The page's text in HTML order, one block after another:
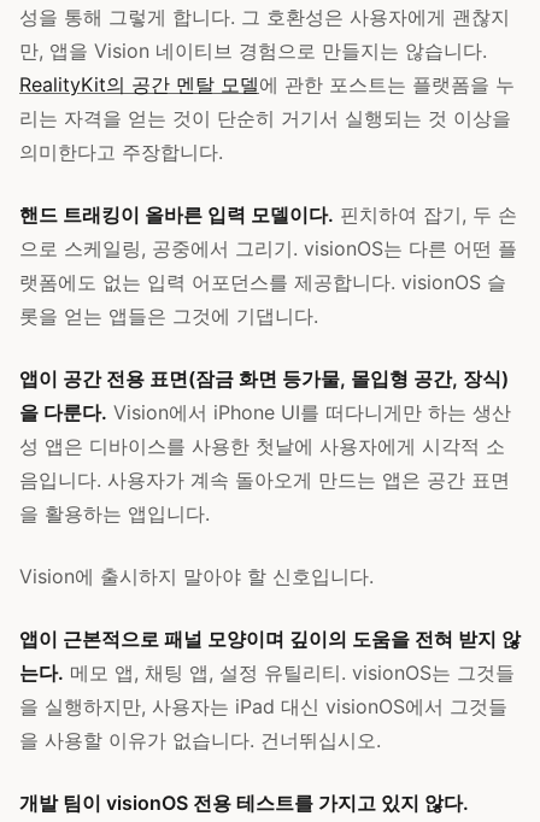
성을 통해 그렇게 합니다. 그 호환성은 사용자에게 괜찮지
만, 앱을 Vision 네이티브 경험으로 만들지는 않습니다.
RealityKit의 공간 멘탈 모델에 관한 포스트는 플랫폼을 누
리는 자격을 얻는 것이 단순히 거기서 실행되는 것 이상을
의미한다고 주장합니다.
핸드 트래킹이 올바른 입력 모델이다. 핀치하여 잡기, 두 손
으로 스케일링, 공중에서 그리기. visionOS는 다른 어떤 플
랫폼에도 없는 입력 어포던스를 제공합니다. visionOS 슬
롯을 얻는 앱들은 그것에 기댑니다.
앱이 공간 전용 표면(잠금 화면 등가물, 몰입형 공간, 장식)
을 다룬다. Vision에서 iPhone UI를 떠다니게만 하는 생산
성 앱은 디바이스를 사용한 첫날에 사용자에게 시각적 소
음입니다. 사용자가 계속 돌아오게 만드는 앱은 공간 표면
을 활용하는 앱입니다.
Vision에 출시하지 말아야 할 신호입니다.
앱이 근본적으로 패널 모양이며 깊이의 도움을 전혀 받지 않
는다. 메모 앱, 채팅 앱, 설정 유틸리티. visionOS는 그것들
을 실행하지만, 사용자는 iPad 대신 visionOS에서 그것들
을 사용할 이유가 없습니다. 건너뛰십시오.
개발 팀이 visionOS 전용 테스트를 가지고 있지 않다.